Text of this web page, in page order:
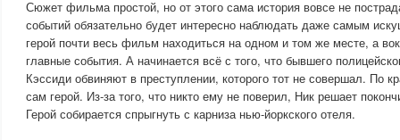
Сюжет фильма простой, но от этого сама история вовсе не
событий обязательно будет интересно наблюдать даже самым
герой почти весь фильм находиться на одном и том же месте, а
главные события. А начинается всё с того, что бывшего
Кэссиди обвиняют в преступлении, которого тот не совершал. По
сам герой. Из-за того, что никто ему не поверил, Ник решает
Герой собирается спрыгнуть с карниза нью-йоркского отеля.